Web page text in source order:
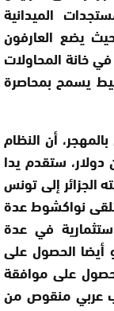
الميدانية
حيث يضع العارفون
في خانة المحاولات
يسمح بمحاصرة
أن النظام
هبة مالية بقيمة 200 مليون دولار، ستقدم يدا
الجزائر إلى تونس
نواكشوط عدة
في عدة
أيضا الحصول على
على موافقة
عربي منقوص من